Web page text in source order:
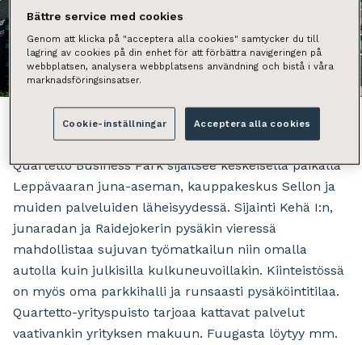
Näytä kaikki kuvat
Quartetto Business Park sijaitsee keskeisellä paikalla
Leppävaaran juna-aseman, kauppakeskus Sellon ja
muiden palveluiden läheisyydessä. Sijainti Kehä I:n,
junaradan ja Raidejokerin pysäkin vieressä
mahdollistaa sujuvan työmatkailun niin omalla
autolla kuin julkisilla kulkuneuvoillakin. Kiinteistössä
on myös oma parkkihalli ja runsaasti pysäköintitilaa.
Quartetto-yrityspuisto tarjoaa kattavat palvelut
vaativankin yrityksen makuun. Fuugasta löytyy mm.
Bättre service med cookies
Genom att klicka på "acceptera alla cookies" samtycker du till
lagring av cookies på din enhet för att förbättra navigeringen på
webbplatsen, analysera webbplatsens användning och bistå i våra
marknadsföringsinsatser.
Cookie-inställningar Acceptera alla cookies